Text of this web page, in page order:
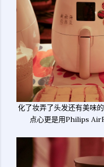
化了妆弄了头发还有美味
点心更是用Philips